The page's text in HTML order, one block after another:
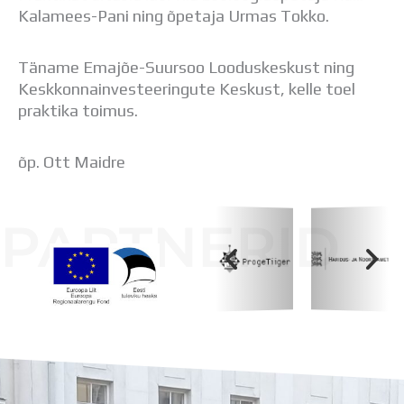
Kalamees-Pani ning õpetaja Urmas Tokko.
Täname Emajõe-Suursoo Looduskeskust ning
Keskkonnainvesteeringute Keskust, kelle toel
praktika toimus.
õp. Ott Maidre
PARTNERID